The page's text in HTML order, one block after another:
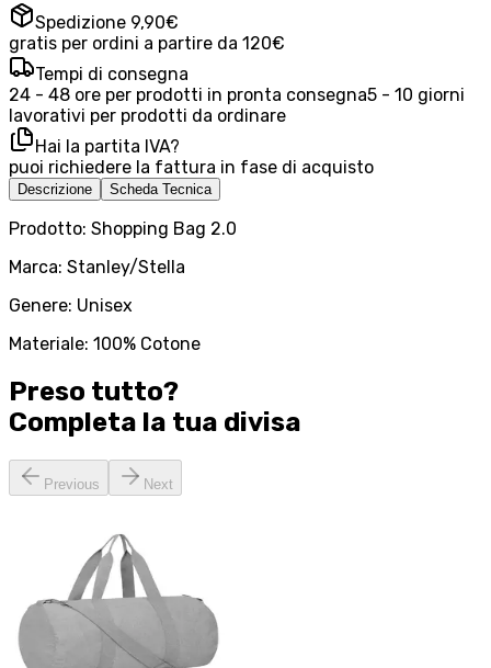
Spedizione 9,90€
gratis per ordini a partire da 120€
Tempi di consegna
24 - 48 ore per prodotti in pronta consegna5 - 10 giorni
lavorativi per prodotti da ordinare
Hai la partita IVA?
puoi richiedere la fattura in fase di acquisto
Descrizione Scheda Tecnica
Prodotto: Shopping Bag 2.0
Marca: Stanley/Stella
Genere: Unisex
Materiale: 100% Cotone
Preso tutto?
Completa la tua divisa
Previous Next